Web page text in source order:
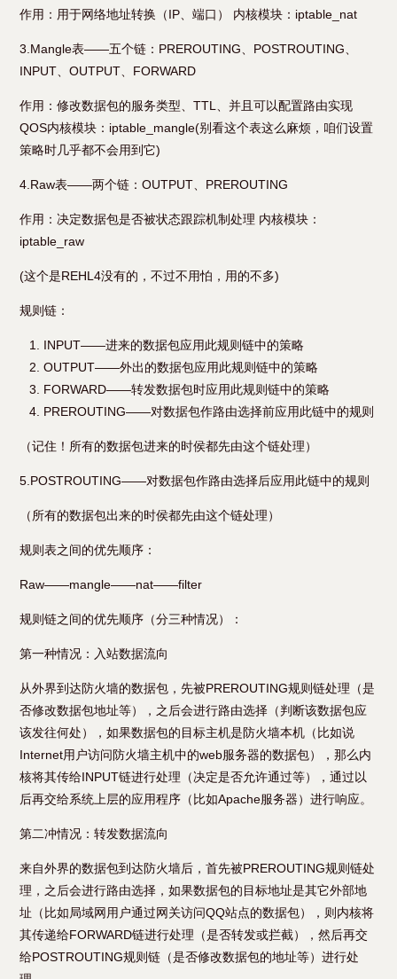
作用：用于网络地址转换（IP、端口） 内核模块：iptable_nat
3.Mangle表——五个链：PREROUTING、POSTROUTING、
INPUT、OUTPUT、FORWARD
作用：修改数据包的服务类型、TTL、并且可以配置路由实现
QOS内核模块：iptable_mangle(别看这个表这么麻烦，咱们设置
策略时几乎都不会用到它)
4.Raw表——两个链：OUTPUT、PREROUTING
作用：决定数据包是否被状态跟踪机制处理 内核模块：
iptable_raw
(这个是REHL4没有的，不过不用怕，用的不多)
规则链：
INPUT——进来的数据包应用此规则链中的策略
OUTPUT——外出的数据包应用此规则链中的策略
FORWARD——转发数据包时应用此规则链中的策略
PREROUTING——对数据包作路由选择前应用此链中的规则
（记住！所有的数据包进来的时侯都先由这个链处理）
5.POSTROUTING——对数据包作路由选择后应用此链中的规则
（所有的数据包出来的时侯都先由这个链处理）
规则表之间的优先顺序：
Raw——mangle——nat——filter
规则链之间的优先顺序（分三种情况）：
第一种情况：入站数据流向
从外界到达防火墙的数据包，先被PREROUTING规则链处理（是
否修改数据包地址等），之后会进行路由选择（判断该数据包应
该发往何处），如果数据包的目标主机是防火墙本机（比如说
Internet用户访问防火墙主机中的web服务器的数据包），那么内
核将其传给INPUT链进行处理（决定是否允许通过等），通过以
后再交给系统上层的应用程序（比如Apache服务器）进行响应。
第二冲情况：转发数据流向
来自外界的数据包到达防火墙后，首先被PREROUTING规则链处
理，之后会进行路由选择，如果数据包的目标地址是其它外部地
址（比如局域网用户通过网关访问QQ站点的数据包），则内核将
其传递给FORWARD链进行处理（是否转发或拦截），然后再交
给POSTROUTING规则链（是否修改数据包的地址等）进行处